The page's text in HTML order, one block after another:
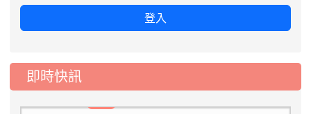
登入
即時快訊